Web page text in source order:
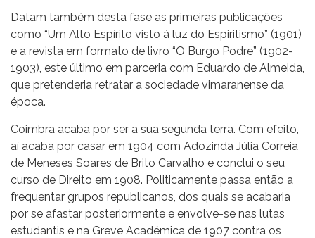
Datam também desta fase as primeiras publicações
como “Um Alto Espírito visto à luz do Espiritismo” (1901)
e a revista em formato de livro “O Burgo Podre” (1902-
1903), este último em parceria com Eduardo de Almeida,
que pretenderia retratar a sociedade vimaranense da
época.
Coimbra acaba por ser a sua segunda terra. Com efeito,
aí acaba por casar em 1904 com Adozinda Júlia Correia
de Meneses Soares de Brito Carvalho e conclui o seu
curso de Direito em 1908. Politicamente passa então a
frequentar grupos republicanos, dos quais se acabaria
por se afastar posteriormente e envolve-se nas lutas
estudantis e na Greve Académica de 1907 contra os